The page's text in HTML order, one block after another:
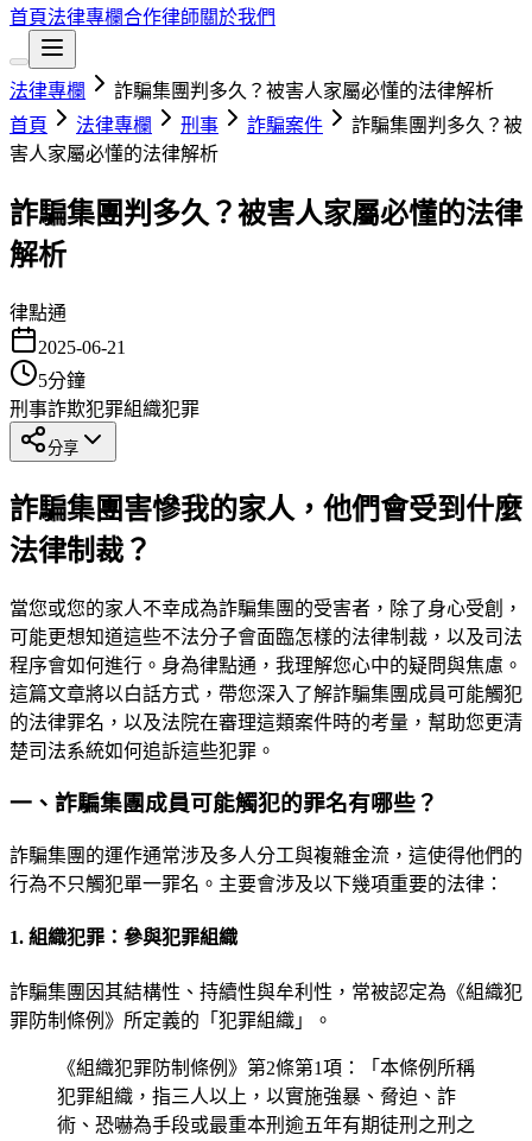
首頁法律專欄合作律師關於我們
法律專欄
詐騙集團判多久？被害人家屬必懂的法律解析
首頁
法律專欄 刑事 詐騙案件
詐騙集團判多久？被
害人家屬必懂的法律解析
詐騙集團判多久？被害人家屬必懂的法律
解析
律點通
2025-06-21
5分鐘
刑事詐欺犯罪組織犯罪
分享
詐騙集團害慘我的家人，他們會受到什麼
法律制裁？
當您或您的家人不幸成為詐騙集團的受害者，除了身心受創，
可能更想知道這些不法分子會面臨怎樣的法律制裁，以及司法
程序會如何進行。身為律點通，我理解您心中的疑問與焦慮。
這篇文章將以白話方式，帶您深入了解詐騙集團成員可能觸犯
的法律罪名，以及法院在審理這類案件時的考量，幫助您更清
楚司法系統如何追訴這些犯罪。
一、詐騙集團成員可能觸犯的罪名有哪些？
詐騙集團的運作通常涉及多人分工與複雜金流，這使得他們的
行為不只觸犯單一罪名。主要會涉及以下幾項重要的法律：
1. 組織犯罪：參與犯罪組織
詐騙集團因其結構性、持續性與牟利性，常被認定為《組織犯
罪防制條例》所定義的「犯罪組織」。
《組織犯罪防制條例》第2條第1項：「本條例所稱
犯罪組織，指三人以上，以實施強暴、脅迫、詐
術、恐嚇為手段或最重本刑逾五年有期徒刑之刑之